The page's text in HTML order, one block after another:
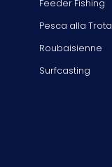
Feeder Fishing
Pesca alla Trota
Roubaisienne
Surfcasting